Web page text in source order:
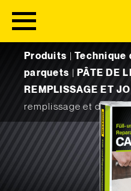
Produits |Technique
parquets
PÂTE DE
REMPLISSAGE ET
remplissage et de